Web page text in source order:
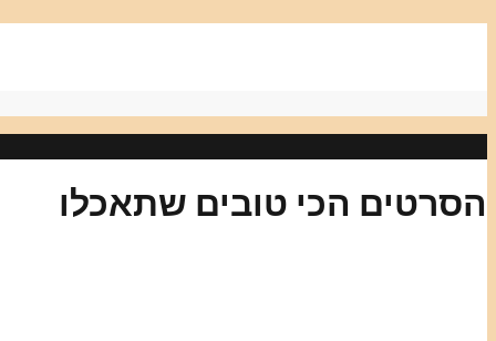
הסרטים הכי טובים שתאכלו